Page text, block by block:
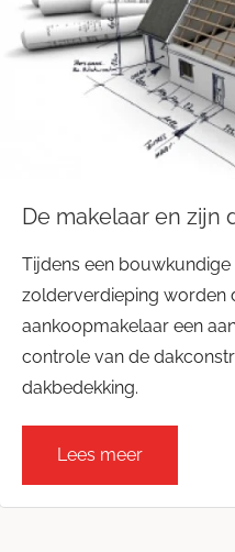
De makelaar en zijn
Tijdens een
zolderverdieping worden
aankoopmakelaar een
controle van de
dakbedekking.
Lees meer